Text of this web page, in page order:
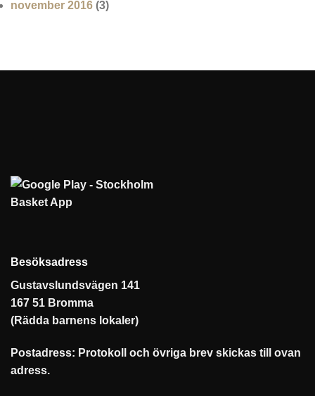
november 2016 (3)
Besöksadress
Gustavslundsvägen 141
167 51 Bromma
(Rädda barnens lokaler)
Postadress: Protokoll och övriga brev skickas till ovan
adress.